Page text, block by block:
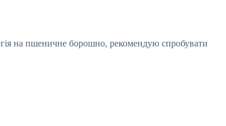
на пшеничне борошно, рекомендую спробувати